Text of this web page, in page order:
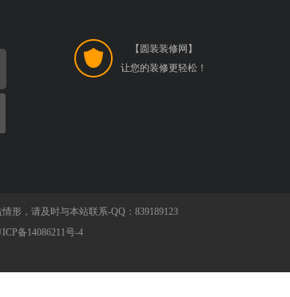
【圆装装修网】
让您的装修更轻松！
形，请及时与本站联系-QQ：839189123
ICP备14086211号-4